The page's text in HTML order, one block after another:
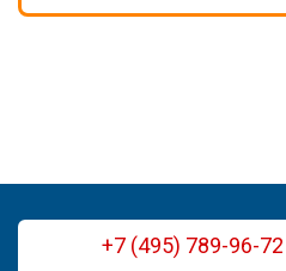
+7 (495) 789-96-72